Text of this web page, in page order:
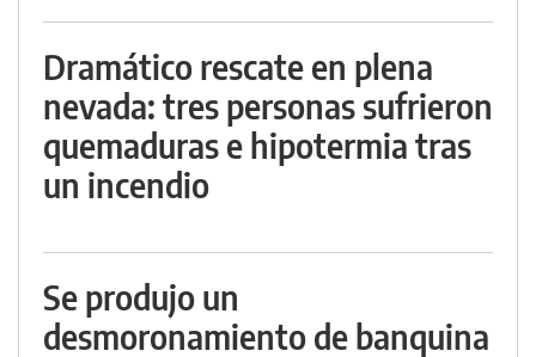
Dramático rescate en plena
nevada: tres personas sufrieron
quemaduras e hipotermia tras
un incendio
Se produjo un
desmoronamiento de banquina